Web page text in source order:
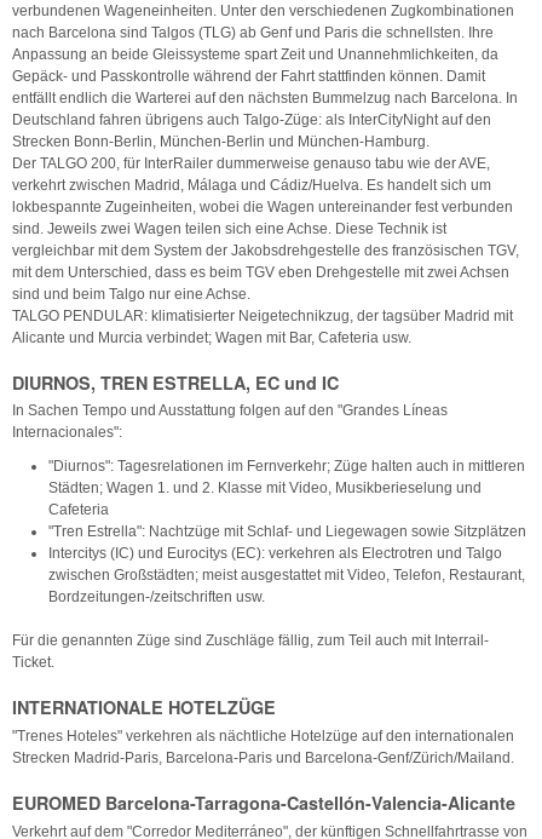
verbundenen Wageneinheiten. Unter den verschiedenen Zugkombinationen
nach Barcelona sind Talgos (TLG) ab Genf und Paris die schnellsten. Ihre
Anpassung an beide Gleissysteme spart Zeit und Unannehmlichkeiten, da
Gepäck- und Passkontrolle während der Fahrt stattfinden können. Damit
entfällt endlich die Warterei auf den nächsten Bummelzug nach Barcelona. In
Deutschland fahren übrigens auch Talgo-Züge: als InterCityNight auf den
Strecken Bonn-Berlin, München-Berlin und München-Hamburg.
Der TALGO 200, für InterRailer dummerweise genauso tabu wie der AVE,
verkehrt zwischen Madrid, Málaga und Cádiz/Huelva. Es handelt sich um
lokbespannte Zugeinheiten, wobei die Wagen untereinander fest verbunden
sind. Jeweils zwei Wagen teilen sich eine Achse. Diese Technik ist
vergleichbar mit dem System der Jakobsdrehgestelle des französischen TGV,
mit dem Unterschied, dass es beim TGV eben Drehgestelle mit zwei Achsen
sind und beim Talgo nur eine Achse.
TALGO PENDULAR: klimatisierter Neigetechnikzug, der tagsüber Madrid mit
Alicante und Murcia verbindet; Wagen mit Bar, Cafeteria usw.
DIURNOS, TREN ESTRELLA, EC und IC
In Sachen Tempo und Ausstattung folgen auf den "Grandes Líneas
Internacionales":
"Diurnos": Tagesrelationen im Fernverkehr; Züge halten auch in mittleren
Städten; Wagen 1. und 2. Klasse mit Video, Musikberieselung und
Cafeteria
"Tren Estrella": Nachtzüge mit Schlaf- und Liegewagen sowie Sitzplätzen
Intercitys (IC) und Eurocitys (EC): verkehren als Electrotren und Talgo
zwischen Großstädten; meist ausgestattet mit Video, Telefon, Restaurant,
Bordzeitungen-/zeitschriften usw.
Für die genannten Züge sind Zuschläge fällig, zum Teil auch mit Interrail-
Ticket.
INTERNATIONALE HOTELZÜGE
"Trenes Hoteles" verkehren als nächtliche Hotelzüge auf den internationalen
Strecken Madrid-Paris, Barcelona-Paris und Barcelona-Genf/Zürich/Mailand.
EUROMED Barcelona-Tarragona-Castellón-Valencia-Alicante
Verkehrt auf dem "Corredor Mediterráneo", der künftigen Schnellfahrtrasse von